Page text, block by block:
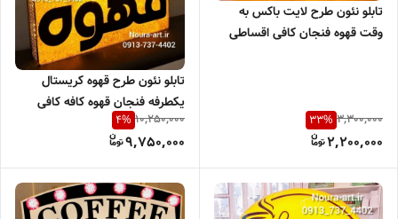
تابلو نئون طرح لایت باکس به
وقت قهوه فنجان کافی اقساطی
3,300,000
33%
2,200,000
تابلو نئون طرح قهوه کریستال
یکطرفه فنجان قهوه کافه کافی
شاپ لایت باکس ضد آب قهوه
فنجان اسپرسو یکطرفه اقساطی
ترب پی
10,250,000
4%
9,750,000